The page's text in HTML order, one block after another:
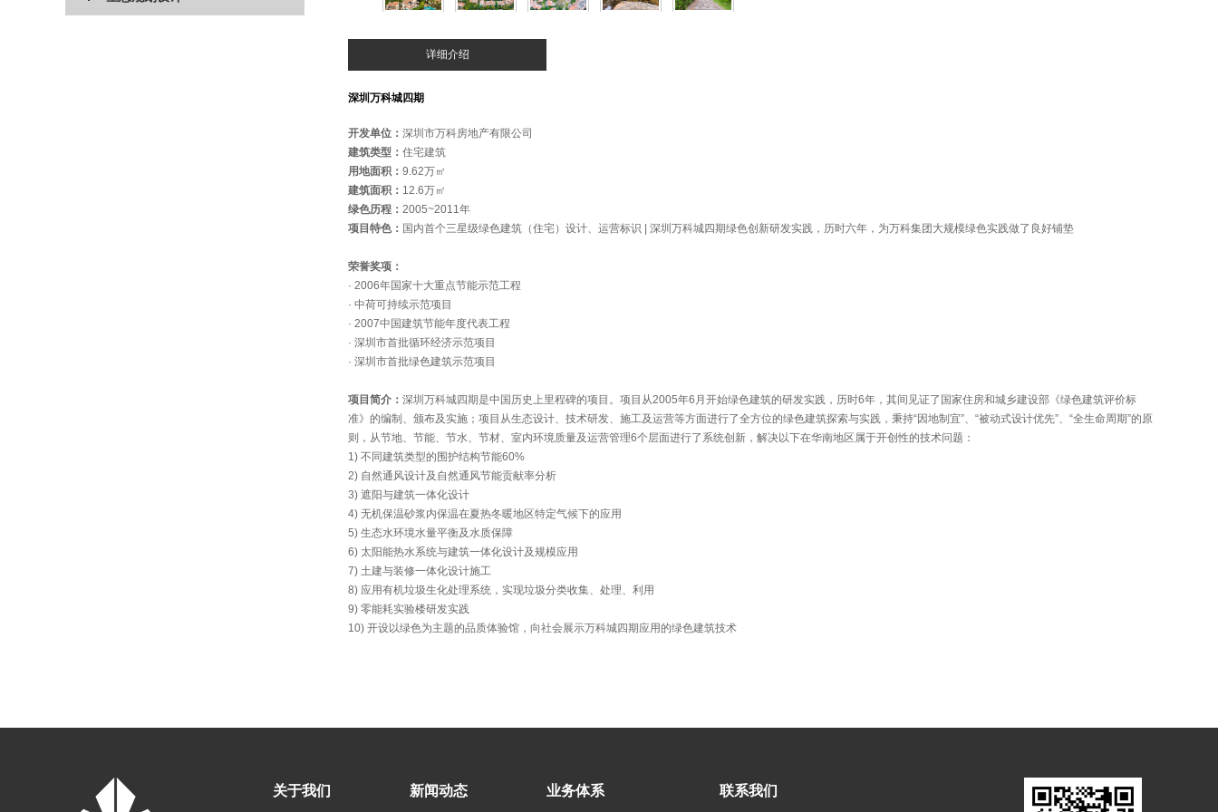
详细介绍
深圳万科城四期
开发单位： 深圳市万科房地产有限公司
建筑类型： 住宅建筑
用地面积： 9.62万㎡
建筑面积： 12.6万㎡
绿色历程： 2005~2011年
项目特色： 国内首个三星级绿色建筑（住宅）设计、运营标识 | 深圳万科城四期绿色创新研发实践，历时六年，为万科集团大规模绿色实践做了良好铺垫
荣誉奖项：
· 2006年国家十大重点节能示范工程
· 中荷可持续示范项目
· 2007中国建筑节能年度代表工程
· 深圳市首批循环经济示范项目
· 深圳市首批绿色建筑示范项目
项目简介： 深圳万科城四期是中国历史上里程碑的项目。项目从2005年6月开始绿色建筑的研发实践，历时6年，其间见证了国家住房和城乡建设部《绿色建筑评价标
准》的编制、颁布及实施；项目从生态设计、技术研发、施工及运营等方面进行了全方位的绿色建筑探索与实践，秉持“因地制宜”、“被动式设计优先”、“全生命周期”的原
则，从节地、节能、节水、节材、室内环境质量及运营管理6个层面进行了系统创新，解决以下在华南地区属于开创性的技术问题：
1) 不同建筑类型的围护结构节能60%
2) 自然通风设计及自然通风节能贡献率分析
3) 遮阳与建筑一体化设计
4) 无机保温砂浆内保温在夏热冬暖地区特定气候下的应用
5) 生态水环境水量平衡及水质保障
6) 太阳能热水系统与建筑一体化设计及规模应用
7) 土建与装修一体化设计施工
8) 应用有机垃圾生化处理系统，实现垃圾分类收集、处理、利用
9) 零能耗实验楼研发实践
10) 开设以绿色为主题的品质体验馆，向社会展示万科城四期应用的绿色建筑技术
关于我们 新闻动态 业务体系 联系我们